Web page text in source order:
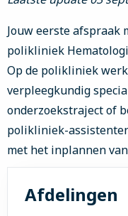
Jouw eerste afspraak
polikliniek
Op de polikliniek
verpleegkundig
onderzoekstraject of
polikliniek-
met het inplannen
Afdelingen